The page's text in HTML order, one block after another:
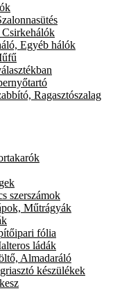
Egyéb hálók
Ragasztószalag
szerszámok
Műtrágyák
fólia
ládák
Almadaráló
készülékek